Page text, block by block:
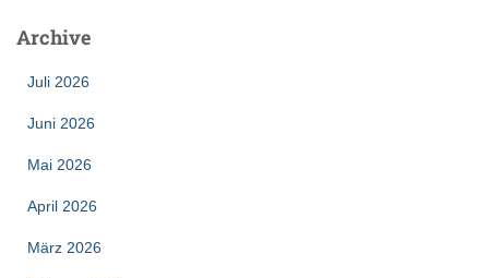
Archive
Juli 2026
Juni 2026
Mai 2026
April 2026
März 2026